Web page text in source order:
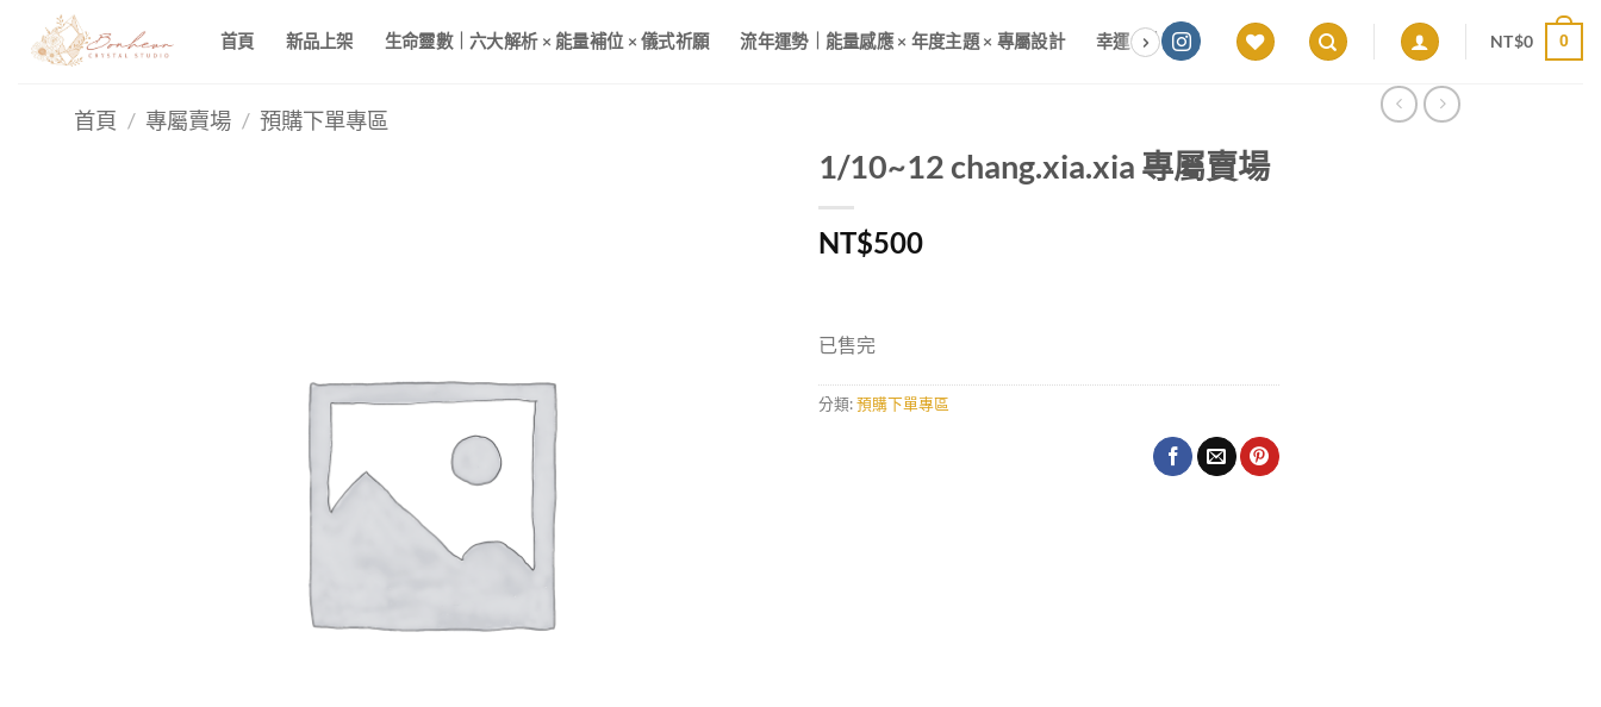
首頁 新品上架 生命靈數｜六大解析 × 能量補位 × 儀式祈願 流年運勢｜能量感應 × 年度主題 × 專屬設計 幸運色｜能量感應 × 色彩頻率 × 專屬設計 願望顯化｜意圖啟動
NT$0 0
首頁 / 專屬賣場 / 預購下單專區
1/10~12 chang.xia.xia 專屬賣場
NT$500
已售完
分類:預購下單專區